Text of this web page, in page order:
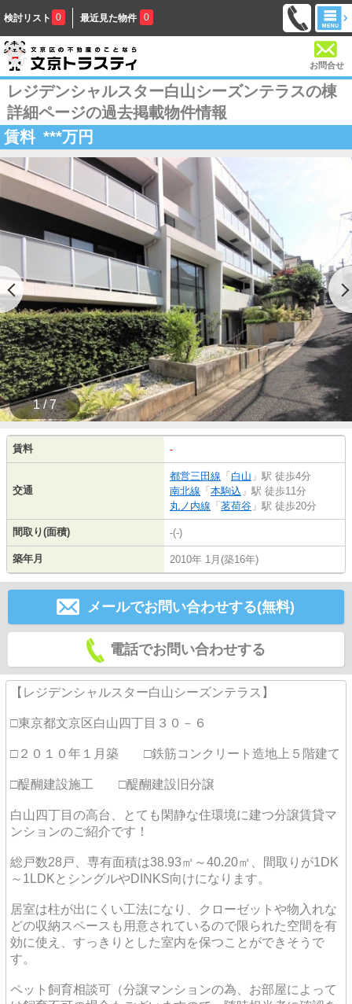
検討リスト 0 最近見た物件 0
お問合せ
レジデンシャルスター白山シーズンテラスの棟
詳細ページの過去掲載物件情報
賃料 ***万円
1 / 7
賃料 -
交通
都営三田線 「 白山 」駅 徒歩4分
南北線 「 本駒込 」駅 徒歩11分
丸ノ内線 「 茗荷谷 」駅 徒歩20分
間取り(面積) -(-)
築年月 2010年 1月(築16年)
メールでお問い合わせする(無料)
電話でお問い合わせする
【レジデンシャルスター白山シーズンテラス】
□東京都文京区白山四丁目３０－６
□２０１０年１月築 □鉄筋コンクリート造地上５階建て
□醍醐建設施工 □醍醐建設旧分譲
白山四丁目の高台、とても閑静な住環境に建つ分譲賃貸マ
ンションのご紹介です！
総戸数28戸、専有面積は38.93㎡～40.20㎡、間取りが1DK
～1LDKとシングルやDINKS向けになります。
居室は柱が出にくい工法になり、クローゼットや物入れな
どの収納スペースも用意されているので限られた空間を有
効に使え、すっきりとした室内を保つことができそうで
す。
ペット飼育相談可（分譲マンションの為、お部屋によって